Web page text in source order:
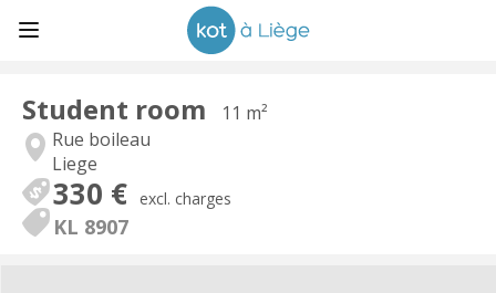
Student room
11 m²
Rue boileau
Liege
330 € excl. charges
KL 8907